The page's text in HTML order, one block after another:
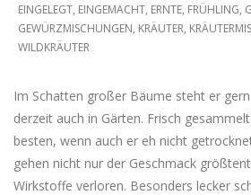
04-
03
EINGELEGT, EINGEMACHT, ERNTE, FRÜHLING,
GEWÜRZMISCHUNGEN, KRÄUTER,
WILDKRÄUTER
Im Schatten großer Bäume steht er
derzeit auch in Gärten. Frisch
besten, wenn auch er eh nicht
gehen nicht nur der Geschmack
Wirkstoffe verloren. Besonders lecker